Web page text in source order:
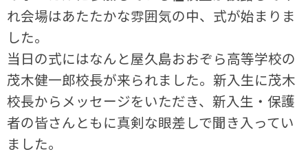
れ会場はあたたかな雰囲気の中、式が始まりま
した。
当日の式にはなんと屋久島おおぞら高等学校の
茂木健一郎校長が来られました。新入生に茂木
校長からメッセージをいただき、新入生・保護
者の皆さんともに真剣な眼差しで聞き入ってい
ました。